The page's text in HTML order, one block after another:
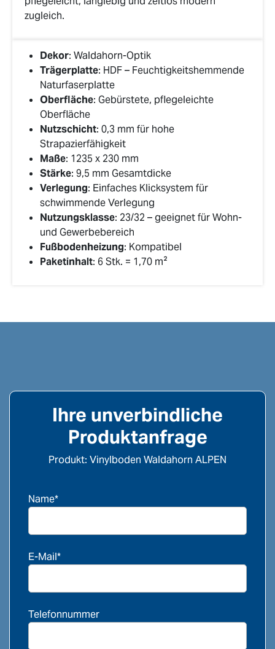
zugleich.
Dekor: Waldahorn-Optik
Trägerplatte: HDF – Feuchtigkeitshemmende
Naturfaserplatte
Oberfläche: Gebürstete, pflegeleichte
Oberfläche
Nutzschicht: 0,3 mm für hohe
Strapazierfähigkeit
Maße: 1235 x 230 mm
Stärke: 9,5 mm Gesamtdicke
Verlegung: Einfaches Klicksystem für
schwimmende Verlegung
Nutzungsklasse: 23/32 – geeignet für Wohn-
und Gewerbebereich
Fußbodenheizung: Kompatibel
Paketinhalt: 6 Stk. = 1,70 m²
Ihre unverbindliche
Produktanfrage
Produkt: Vinylboden Waldahorn ALPEN
Name*
E-Mail*
Telefonnummer